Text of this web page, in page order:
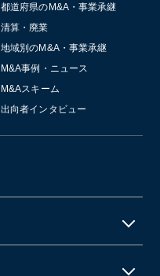
都道府県のM&A・事業承継
清算・廃業
地域別のM&A・事業承継
M&A事例・ニュース
M&Aスキーム
出向者インタビュー